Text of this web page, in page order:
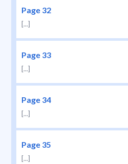
Page 32
[...]
Page 33
[...]
Page 34
[...]
Page 35
[...]